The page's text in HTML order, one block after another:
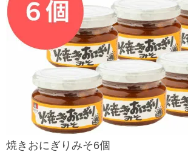
焼きおにぎりみそ6個